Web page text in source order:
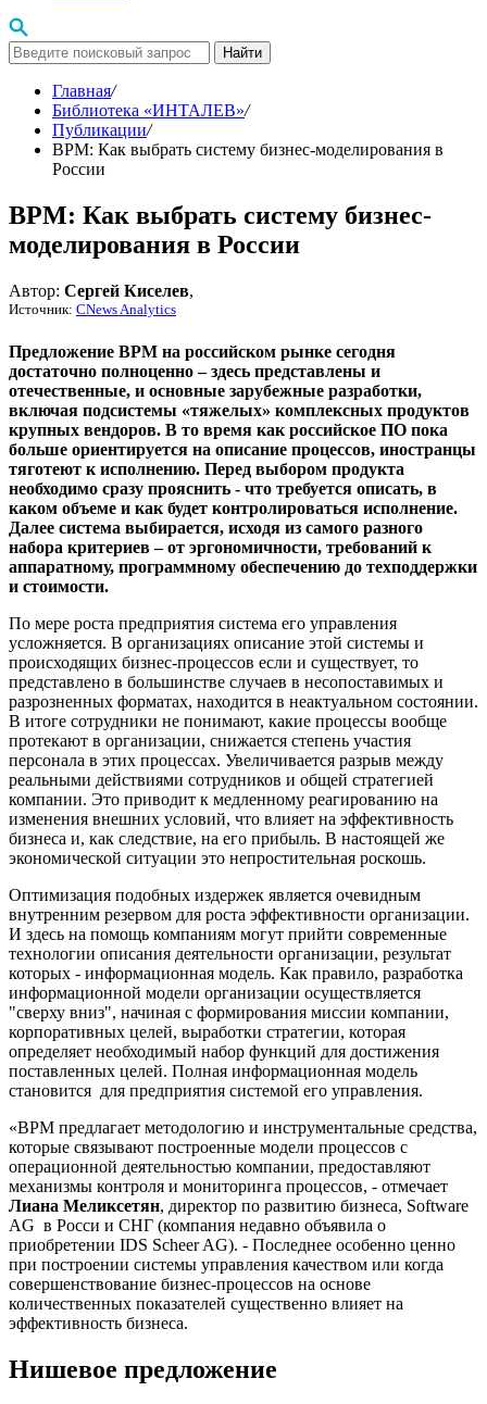
Найти
Главная/
Библиотека «ИНТАЛЕВ»/
Публикации/
ВРМ: Как выбрать систему бизнес-моделирования в
России
ВРМ: Как выбрать систему бизнес-
моделирования в России
Автор: Сергей Киселев,
Источник: CNews Analytics
Предложение ВРМ на российском рынке сегодня
достаточно полноценно – здесь представлены и
отечественные, и основные зарубежные разработки,
включая подсистемы «тяжелых» комплексных продуктов
крупных вендоров. В то время как российское ПО пока
больше ориентируется на описание процессов, иностранцы
тяготеют к исполнению. Перед выбором продукта
необходимо сразу прояснить - что требуется описать, в
каком объеме и как будет контролироваться исполнение.
Далее система выбирается, исходя из самого разного
набора критериев – от эргономичности, требований к
аппаратному, программному обеспечению до техподдержки
и стоимости.
По мере роста предприятия система его управления
усложняется. В организациях описание этой системы и
происходящих бизнес-процессов если и существует, то
представлено в большинстве случаев в несопоставимых и
разрозненных форматах, находится в неактуальном состоянии.
В итоге сотрудники не понимают, какие процессы вообще
протекают в организации, снижается степень участия
персонала в этих процессах. Увеличивается разрыв между
реальными действиями сотрудников и общей стратегией
компании. Это приводит к медленному реагированию на
изменения внешних условий, что влияет на эффективность
бизнеса и, как следствие, на его прибыль. В настоящей же
экономической ситуации это непростительная роскошь.
Оптимизация подобных издержек является очевидным
внутренним резервом для роста эффективности организации.
И здесь на помощь компаниям могут прийти современные
технологии описания деятельности организации, результат
которых - информационная модель. Как правило, разработка
информационной модели организации осуществляется
"сверху вниз", начиная с формирования миссии компании,
корпоративных целей, выработки стратегии, которая
определяет необходимый набор функций для достижения
поставленных целей. Полная информационная модель
становится для предприятия системой его управления.
«BPM предлагает методологию и инструментальные средства,
которые связывают построенные модели процессов с
операционной деятельностью компании, предоставляют
механизмы контроля и мониторинга процессов, - отмечает
Лиана Меликсетян, директор по развитию бизнеса, Software
AG в Росси и СНГ (компания недавно объявила о
приобретении IDS Scheer AG). - Последнее особенно ценно
при построении системы управления качеством или когда
совершенствование бизнес-процессов на основе
количественных показателей существенно влияет на
эффективность бизнеса.
Нишевое предложение